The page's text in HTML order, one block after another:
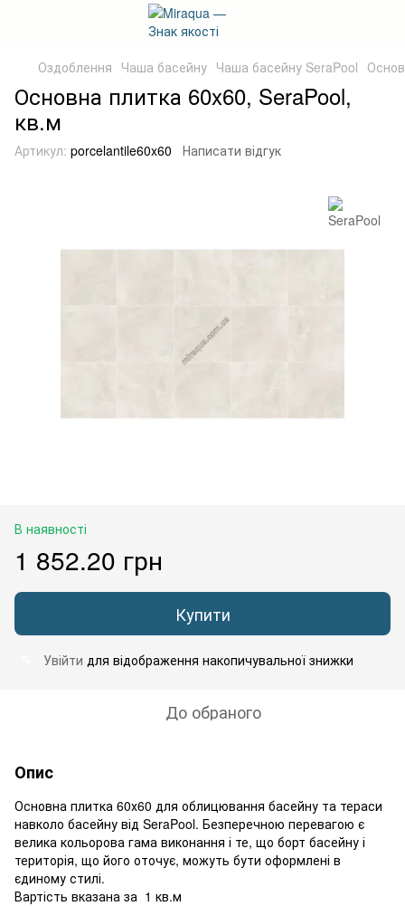
Оздоблення Чаша басейну Чаша басейну SeraPool
Основна плитка 60x60, SeraPool,
кв.м
Артикул: porcelantile60x60 Написати відгук
В наявності
1 852.20 грн
Купити
Увійти для відображення накопичувальної знижки
До обраного
Опис
Основна плитка 60х60 для облицювання басейну та тераси
навколо басейну від SeraPool. Безперечною перевагою є
велика кольорова гама виконання і те, що борт басейну і
територія, що його оточує, можуть бути оформлені в
єдиному стилі.
Вартість вказана за 1 кв.м